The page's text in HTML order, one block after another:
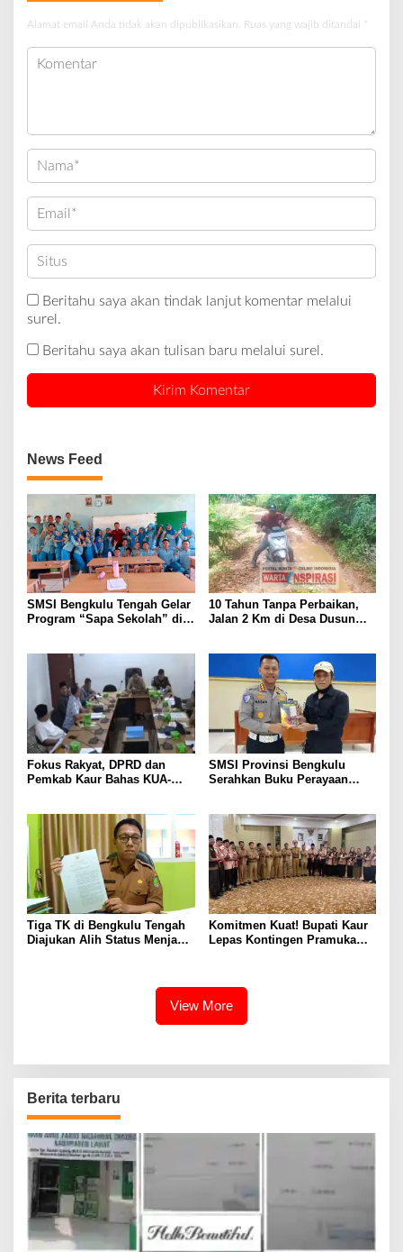
Alamat email Anda tidak akan dipublikasikan. Ruas yang wajib ditandai *
Beritahu saya akan tindak lanjut komentar melalui
surel.
Beritahu saya akan tulisan baru melalui surel.
News Feed
SMSI Bengkulu Tengah Gelar
Program “Sapa Sekolah” di
10 Tahun Tanpa Perbaikan,
Jalan 2 Km di Desa Dusun
Fokus Rakyat, DPRD dan
Pemkab Kaur Bahas KUA-
SMSI Provinsi Bengkulu
Serahkan Buku Perayaan
Tiga TK di Bengkulu Tengah
Diajukan Alih Status Menjadi
Komitmen Kuat! Bupati Kaur
Lepas Kontingen Pramuka
View More
Berita terbaru